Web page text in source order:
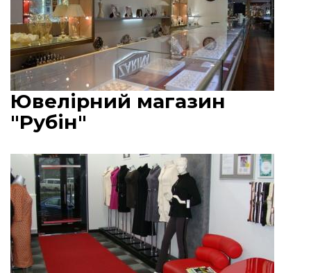
Ювелірний магазин
"Рубін"